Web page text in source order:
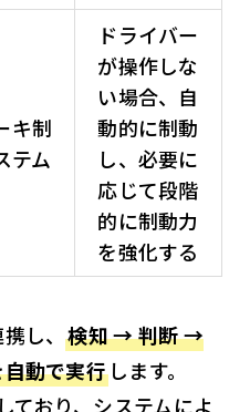
キ制
テム
ドライバー
が操作しな
い場合、自
動的に制動
し、必要に
応じて段階
的に制動力
を強化する
し、検知 → 判断 →
動で実行 します。
ており、システムによ